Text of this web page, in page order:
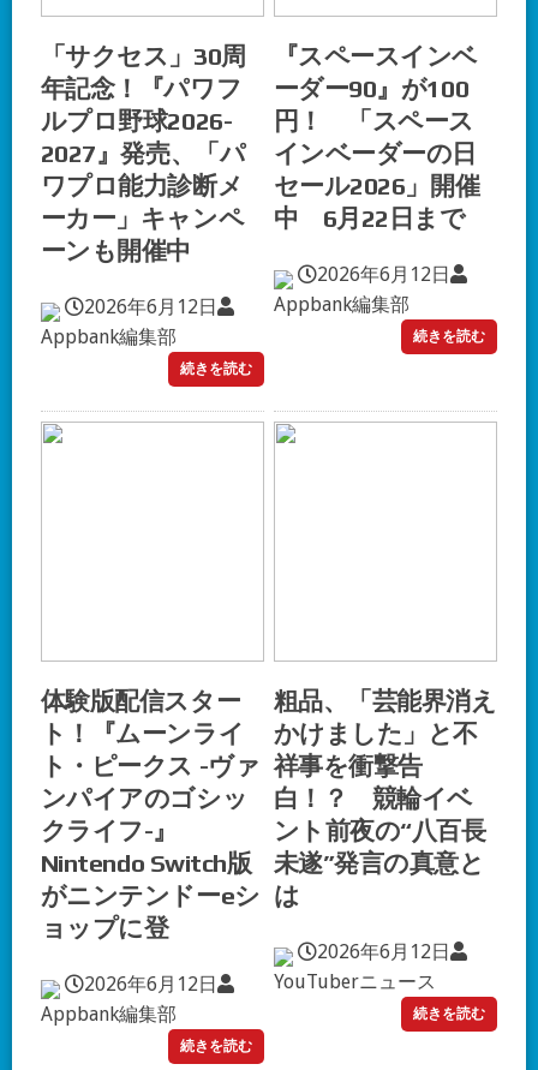
「サクセス」30周
年記念！『パワフ
ルプロ野球2026-
2027』発売、「パ
ワプロ能力診断メ
ーカー」キャンペ
ーンも開催中
2026年6月12日
Appbank編集部
続きを読む
『スペースインベ
ーダー90』が100
円！ 「スペース
インベーダーの日
セール2026」開催
中 6月22日まで
2026年6月12日
Appbank編集部
続きを読む
体験版配信スター
ト！『ムーンライ
ト・ピークス -ヴァ
ンパイアのゴシッ
クライフ-』
Nintendo Switch版
がニンテンドーeシ
ョップに登
2026年6月12日
Appbank編集部
続きを読む
粗品、「芸能界消え
かけました」と不
祥事を衝撃告
白！？ 競輪イベ
ント前夜の“八百長
未遂”発言の真意と
は
2026年6月12日
YouTuberニュース
続きを読む